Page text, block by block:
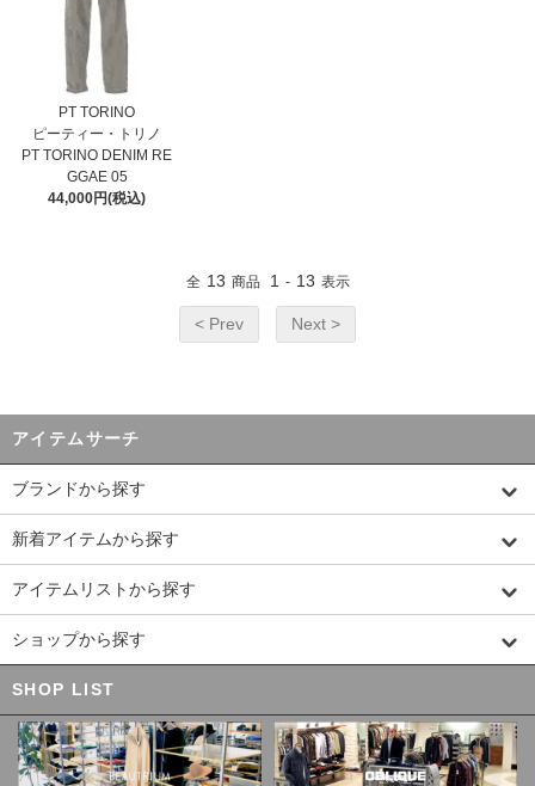
PT TORINO
ピーティー・トリノ
PT TORINO DENIM RE
GGAE 05
44,000円(税込)
全 13 商品 1 - 13 表示
< Prev Next >
アイテムサーチ
ブランドから探す
新着アイテムから探す
アイテムリストから探す
ショップから探す
SHOP LIST